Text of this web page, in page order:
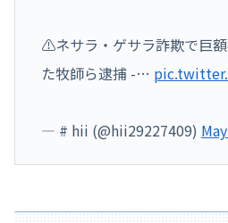
⚠️ネサラ・ゲサラ詐欺で巨
た牧師ら逮捕 -…
— # hii (@hii29227409)